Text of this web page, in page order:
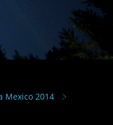
Mexico 2014